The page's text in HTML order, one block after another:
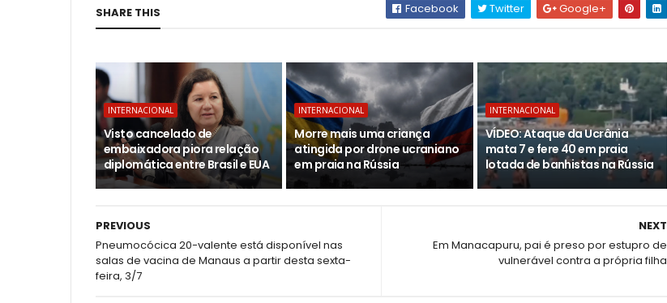
SHARE THIS Facebook Twitter Google+
INTERNACIONAL
Visto cancelado de
embaixadora piora relação
diplomática entre Brasil e EUA
INTERNACIONAL
Morre mais uma criança
atingida por drone ucraniano
em praia na Rússia
INTERNACIONAL
VÍDEO: Ataque da Ucrânia
mata 7 e fere 40 em praia
lotada de banhistas na Rússia
NEXT
Em Manacapuru, pai é preso por estupro de
vulnerável contra a própria filha
PREVIOUS
Pneumocócica 20-valente está disponível nas
salas de vacina de Manaus a partir desta sexta-
feira, 3/7